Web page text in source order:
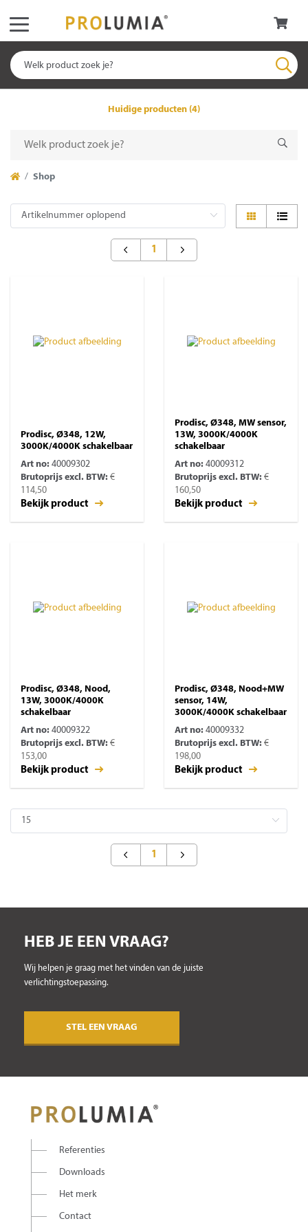
Huidige producten (4)
Shop
1
Prodisc, Ø348, 12W,
3000K/4000K schakelbaar
Art no: 40009302
Brutoprijs excl. BTW: €
114,50
Bekijk product
Prodisc, Ø348, MW sensor,
13W, 3000K/4000K
schakelbaar
Art no: 40009312
Brutoprijs excl. BTW: €
160,50
Bekijk product
Prodisc, Ø348, Nood,
13W, 3000K/4000K
schakelbaar
Art no: 40009322
Brutoprijs excl. BTW: €
153,00
Bekijk product
Prodisc, Ø348, Nood+MW
sensor, 14W,
3000K/4000K schakelbaar
Art no: 40009332
Brutoprijs excl. BTW: €
198,00
Bekijk product
1
HEB JE EEN VRAAG?
Wij helpen je graag met het vinden van de juiste
verlichtingstoepassing.
STEL EEN VRAAG
Referenties
Downloads
Het merk
Contact